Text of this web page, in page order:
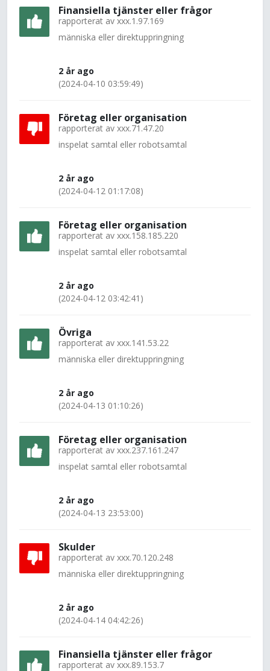
Finansiella tjänster eller frågor
rapporterat av xxx.1.97.169
människa eller direktuppringning
2 år ago
(2024-04-10 03:59:49)
Företag eller organisation
rapporterat av xxx.71.47.20
inspelat samtal eller robotsamtal
2 år ago
(2024-04-12 01:17:08)
Företag eller organisation
rapporterat av xxx.158.185.220
inspelat samtal eller robotsamtal
2 år ago
(2024-04-12 03:42:41)
Övriga
rapporterat av xxx.141.53.22
människa eller direktuppringning
2 år ago
(2024-04-13 01:10:26)
Företag eller organisation
rapporterat av xxx.237.161.247
inspelat samtal eller robotsamtal
2 år ago
(2024-04-13 23:53:00)
Skulder
rapporterat av xxx.70.120.248
människa eller direktuppringning
2 år ago
(2024-04-14 04:42:26)
Finansiella tjänster eller frågor
rapporterat av xxx.89.153.7